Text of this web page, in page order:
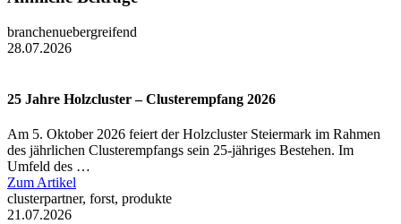
branchenuebergreifend
28.07.2026
25 Jahre Holzcluster – Clusterempfang 2026
Am 5. Oktober 2026 feiert der Holzcluster Steiermark im Rahmen
des jährlichen Clusterempfangs sein 25-jähriges Bestehen. Im
Umfeld des …
Zum Artikel
clusterpartner, forst, produkte
21.07.2026